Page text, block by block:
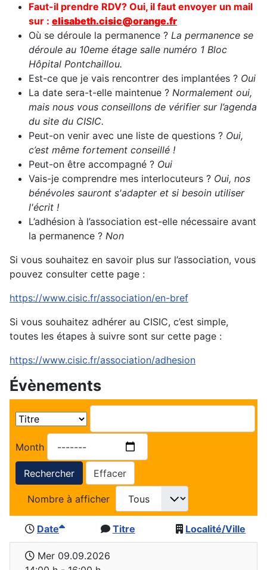
Faut-il prendre RDV? Oui, il faut envoyer un mail
sur : elisabeth.cisic@orange.fr
Où se déroule la permanence ? La permanence se
déroule au 10eme étage salle numéro 1 Bloc
Hôpital Pontchaillou.
Est-ce que je vais rencontrer des implantées ? Oui
La date sera-t-elle maintenue ? Normalement oui,
mais nous vous conseillons de vérifier sur l’agenda
du site du CISIC.
Peut-on venir avec une liste de questions ? Oui,
c’est même fortement conseillé !
Peut-on être accompagné ? Oui
Vais-je comprendre mes interlocuteurs ? Oui, nos
bénévoles sauront s'adapter et si besoin utiliser
l'écrit !
L’adhésion à l’association est-elle nécessaire avant
la permanence ? Non
Si vous souhaitez en savoir plus sur l’association, vous
pouvez consulter cette page :
https://www.cisic.fr/association/en-bref
Si vous souhaitez adhérer au CISIC, c’est simple,
toutes les étapes à suivre sont sur cette page :
https://www.cisic.fr/association/adhesion
Évènements
Month
Rechercher Effacer
Nombre à afficher
Date Titre Localité/Ville
Mer 09.09.2026